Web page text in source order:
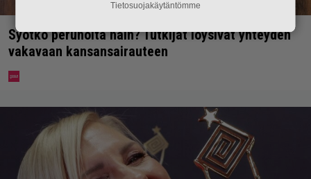
Syötkö perunoita näin? Tutkijat löysivät yhteyden
vakavaan kansansairauteen
Tietosuojakäytäntömme